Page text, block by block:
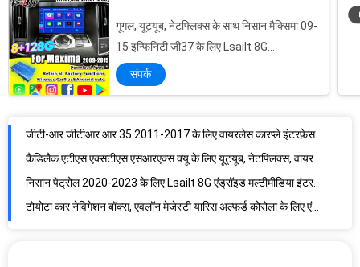
गूगल, यूट्यूब, नेटफ्लिक्स के साथ निसान मैक्सिमा 09-
15 इन्फिनिटी जी37 के लिए Lsailt 8G
CarPlay&Android वीडियो इंटरफ़ेस
संपर्क
केनवुड / पायनियर के लिए बस / ट्रक एंड्रॉइड नेविगेशन बॉक्स